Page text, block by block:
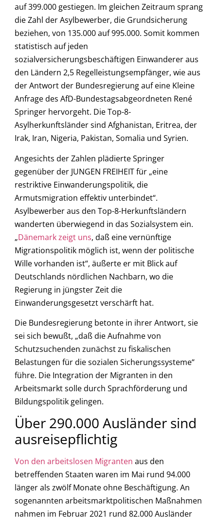
auf 399.000 gestiegen. Im gleichen Zeitraum sprang
die Zahl der Asylbewerber, die Grundsicherung
beziehen, von 135.000 auf 995.000. Somit kommen
statistisch auf jeden
sozialversicherungsbeschäftigen Einwanderer aus
den Ländern 2,5 Regelleistungsempfänger, wie aus
der Antwort der Bundesregierung auf eine Kleine
Anfrage des AfD-Bundestagsabgeordneten René
Springer hervorgeht. Die Top-8-
Asylherkunftsländer sind Afghanistan, Eritrea, der
Irak, Iran, Nigeria, Pakistan, Somalia und Syrien.
Angesichts der Zahlen plädierte Springer
gegenüber der JUNGEN FREIHEIT für „eine
restriktive Einwanderungspolitik, die
Armutsmigration effektiv unterbindet“.
Asylbewerber aus den Top-8-Herkunftsländern
wanderten überwiegend in das Sozialsystem ein.
„Dänemark zeigt uns, daß eine vernünftige
Migrationspolitik möglich ist, wenn der politische
Wille vorhanden ist“, äußerte er mit Blick auf
Deutschlands nördlichen Nachbarn, wo die
Regierung in jüngster Zeit die
Einwanderungsgesetzt verschärft hat.
Die Bundesregierung betonte in ihrer Antwort, sie
sei sich bewußt, „daß die Aufnahme von
Schutzsuchenden zunächst zu fiskalischen
Belastungen für die sozialen Sicherungssysteme“
führe. Die Integration der Migranten in den
Arbeitsmarkt solle durch Sprachförderung und
Bildungspolitik gelingen.
Über 290.000 Ausländer sind
ausreisepflichtig
Von den arbeitslosen Migranten aus den
betreffenden Staaten waren im Mai rund 94.000
länger als zwölf Monate ohne Beschäftigung. An
sogenannten arbeitsmarktpolitischen Maßnahmen
nahmen im Februar 2021 rund 82.000 Ausländer